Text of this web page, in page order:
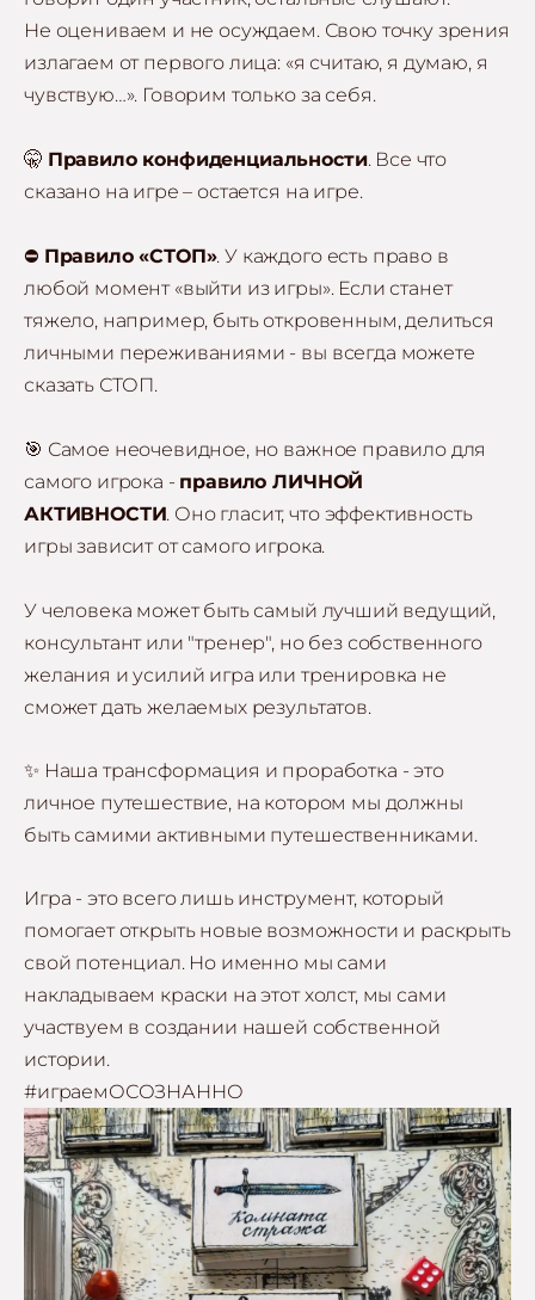
Не оцениваем и не осуждаем. Свою точку зрения
излагаем от первого лица: «я считаю, я думаю, я
чувствую…». Говорим только за себя.
🤫 Правило конфиденциальности. Все что
сказано на игре – остается на игре.
⛔ Правило «СТОП». У каждого есть право в
любой момент «выйти из игры». Если станет
тяжело, например, быть откровенным, делиться
личными переживаниями - вы всегда можете
сказать СТОП.
🎯 Самое неочевидное, но важное правило для
самого игрока - правило ЛИЧНОЙ
АКТИВНОСТИ. Оно гласит, что эффективность
игры зависит от самого игрока.
У человека может быть самый лучший ведущий,
консультант или "тренер", но без собственного
желания и усилий игра или тренировка не
сможет дать желаемых результатов.
✨ Наша трансформация и проработка - это
личное путешествие, на котором мы должны
быть самими активными путешественниками.
Игра - это всего лишь инструмент, который
помогает открыть новые возможности и раскрыть
свой потенциал. Но именно мы сами
накладываем краски на этот холст, мы сами
участвуем в создании нашей собственной
истории.
#играемОСОЗНАННО